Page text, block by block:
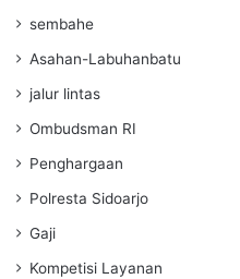
sembahe
Asahan-Labuhanbatu
jalur lintas
Ombudsman RI
Penghargaan
Polresta Sidoarjo
Gaji
Kompetisi Layanan